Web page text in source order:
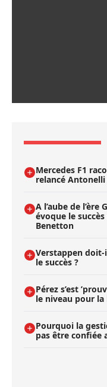
Mercedes F1
relancé Antonelli
A l’aube de l’ère
évoque le succès
Benetton
Verstappen
le succès ?
Pérez s’est
le niveau pour la
Pourquoi la
pas être confiée